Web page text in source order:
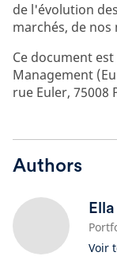
de l'évolution
marchés, de
Ce document
Management
rue Euler, 75008
Authors
Voir